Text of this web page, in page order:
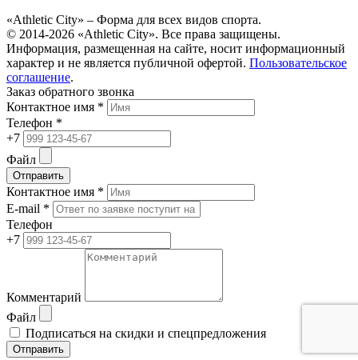
«Athletic City» – Форма для всех видов спорта.
© 2014-2026 «Athletic City». Все права защищены.
Информация, размещенная на сайте, носит информационный
характер и не является публичной офертой. Пользовательское
соглашение.
Заказ обратного звонка
Контактное имя *
Телефон *
+7
Файл
Отправить
Контактное имя *
E-mail *
Телефон
+7
Комментарий
Файл
Подписаться на скидки и спецпредложения
Отправить